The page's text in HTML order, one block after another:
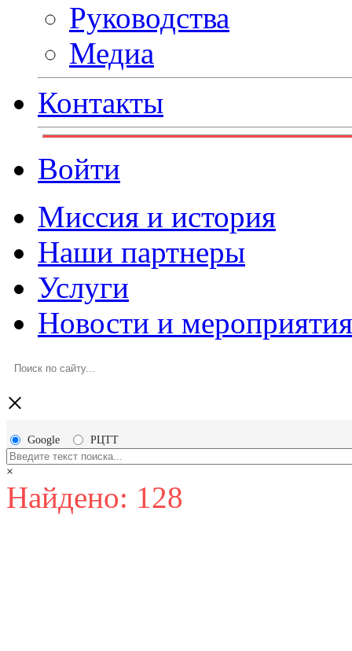
Руководства
Медиа
Контакты
Войти
Миссия и история
Наши партнеры
Услуги
Новости и мероприятия
×
Google РЦТТ
×
Найдено: 128